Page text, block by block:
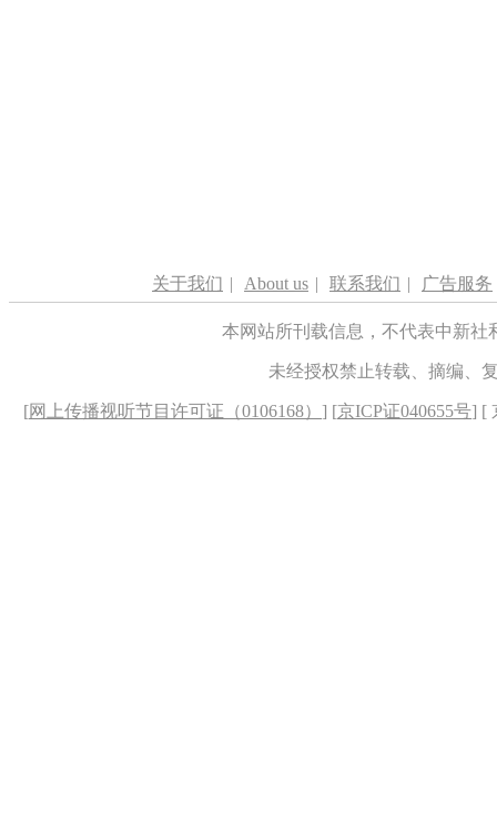
关于我们 | About us | 联系我们 | 广告服务
本网站所刊载信息，不代表中新
未经授权禁止转载、摘编、
[网上传播视听节目许可证（0106168） ] [京ICP证040655号] [